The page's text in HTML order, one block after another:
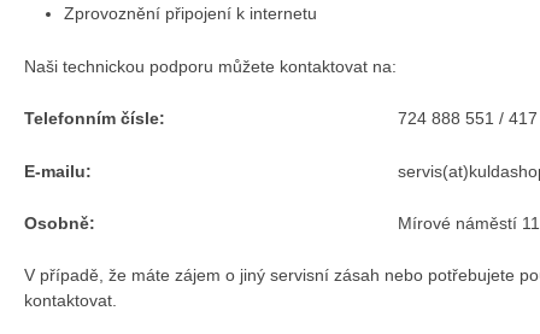
Zprovoznění připojení k internetu
Naši technickou podporu můžete kontaktovat na:
Telefonním čísle:
E-mailu:
Osobně:
724 888 551 /
Mírové náměstí
V případě, že máte zájem o jiný servisní zásah nebo potřebujete
kontaktovat.